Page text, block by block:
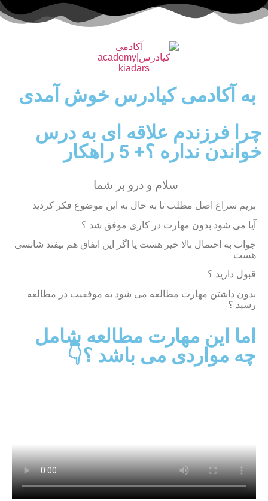
به آکادمی کیادرس خوش آمدی
چرا فرزندم علاقه ای به درس
خواندن نداره ؟+ 5 راهکار
سلام و درو بر شما
بریم سراغ اصل مطلب تا به حال به این موضوع فکر کردید
آیا می شود بدون مهارت در کاری موفق شد ؟
جواب به احتمال بالا خیر هست یا اگر این اتفاق هم بیفتد شانسی
هست
قبول دارید ؟
بدون داشتن مهارت مطالعه می شود به موفقیت در مطالعه
رسید ؟
اما این مهارت مطالعه شامل
چه مواردی می باشد ؟👇